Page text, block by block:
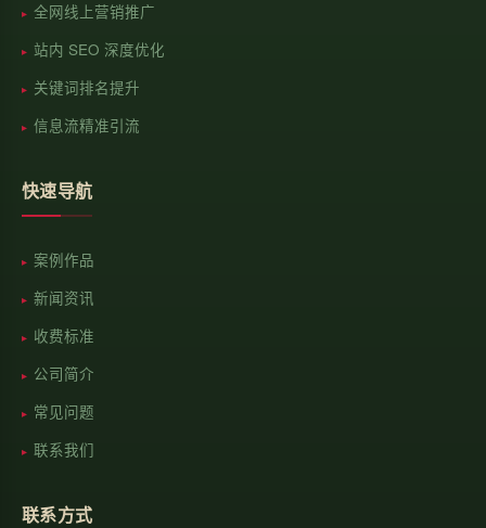
全网线上营销推广
站内 SEO 深度优化
关键词排名提升
信息流精准引流
快速导航
案例作品
新闻资讯
收费标准
公司简介
常见问题
联系我们
联系方式